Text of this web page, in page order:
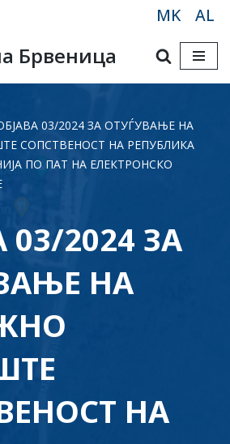
MK AL
Брвеница
03/2024 ЗА ОТУЃУВАЊЕ НА
СОПСТВЕНОСТ НА РЕПУБЛИКА
ПО ПАТ НА ЕЛЕКТРОНСКО
03/2024 ЗА
НА
НА